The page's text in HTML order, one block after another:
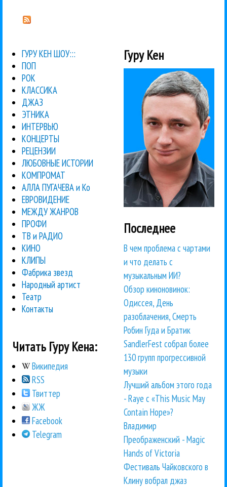
ГУРУ КЕН ШОУ:::
ПОП
РОК
КЛАССИКА
ДЖАЗ
ЭТНИКА
ИНТЕРВЬЮ
КОНЦЕРТЫ
РЕЦЕНЗИИ
ЛЮБОВНЫЕ ИСТОРИИ
КОМПРОМАТ
АЛЛА ПУГАЧЕВА и Ко
ЕВРОВИДЕНИЕ
МЕЖДУ ЖАНРОВ
ПРОФИ
ТВ и РАДИО
КИНО
КЛИПЫ
Фабрика звезд
Народный артист
Театр
Контакты
Читать Гуру Кена:
Википедия
RSS
Твиттер
ЖЖ
Facebook
Telegram
Гуру Кен
Последнее
В чем проблема с чартами
и что делать с
музыкальным ИИ?
Обзор киноновинок:
Одиссея, День
разоблачения, Смерть
Робин Гуда и Братик
SandlerFest собрал более
130 групп прогрессивной
музыки
Лучший альбом этого года
- Raye с «This Music May
Contain Hope»?
Владимир
Преображенский - Magic
Hands of Victoria
Фестиваль Чайковского в
Клину вобрал джаз